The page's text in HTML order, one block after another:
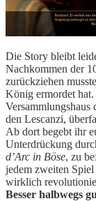
Die Story bleibt
Nachkommen der
zurückziehen
König ermordet
Versammlungshaus
den Lescanzi,
Ab dort begebt ihr
Unterdrückung
d’Arc in Böse, zu
jedem zweiten
wirklich
Besser halbwegs